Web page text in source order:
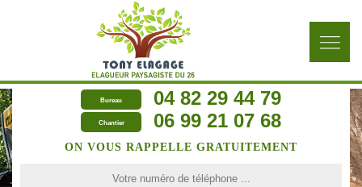
Bureau 04 82 29 44 79
Chantier 06 99 21 07 68
ON VOUS RAPPELLE GRATUITEMENT